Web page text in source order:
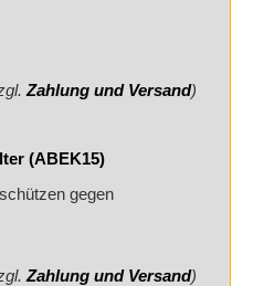
Zahlung und Versand)
(ABEK15)
gegen
Zahlung und Versand)